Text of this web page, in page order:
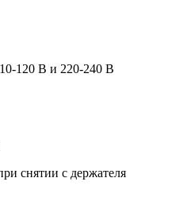
120 В и 220-240 В
снятии с держателя